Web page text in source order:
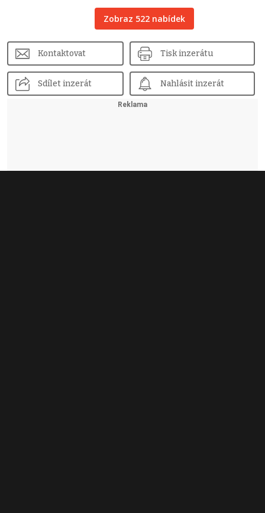
Zobraz 522 nabídek
Kontaktovat Tisk inzerátu
Sdílet inzerát Nahlásit inzerát